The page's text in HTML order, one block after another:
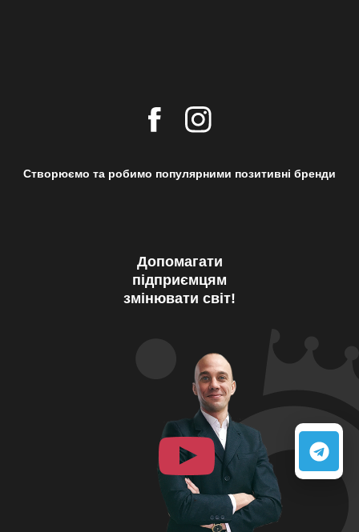
Створюємо та робимо популярними позитивні бренди
Допомагати
підприємцям
змінювати світ!